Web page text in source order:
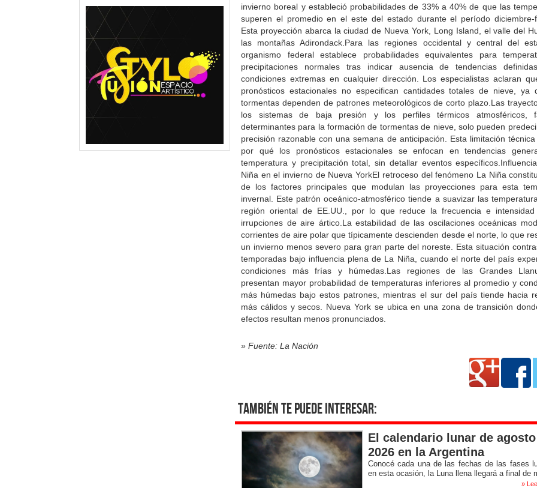
invierno boreal y estableció probabilidades de 33% a 40% de que las
superen el promedio en el este del estado durante el período diciembre-
Esta proyección abarca la ciudad de Nueva York, Long Island, el valle del
las montañas Adirondack.Para las regiones occidental y central del
organismo federal establece probabilidades equivalentes para
precipitaciones normales tras indicar ausencia de tendencias
condiciones extremas en cualquier dirección. Los especialistas aclaran
pronósticos estacionales no especifican cantidades totales de nieve, ya
tormentas dependen de patrones meteorológicos de corto plazo.Las
los sistemas de baja presión y los perfiles térmicos atmosféricos,
determinantes para la formación de tormentas de nieve, solo pueden
precisión razonable con una semana de anticipación. Esta limitación técnica
por qué los pronósticos estacionales se enfocan en tendencias
temperatura y precipitación total, sin detallar eventos
Niña en el invierno de Nueva YorkEl retroceso del fenómeno La Niña
de los factores principales que modulan las proyecciones para esta
invernal. Este patrón oceánico-atmosférico tiende a suavizar las
región oriental de EE.UU., por lo que reduce la frecuencia e
irrupciones de aire ártico.La estabilidad de las oscilaciones oceánicas
corrientes de aire polar que típicamente descienden desde el norte, lo que
un invierno menos severo para gran parte del noreste. Esta situación
temporadas bajo influencia plena de La Niña, cuando el norte del país
condiciones más frías y húmedas.Las regiones de las Grandes
presentan mayor probabilidad de temperaturas inferiores al promedio y
más húmedas bajo estos patrones, mientras el sur del país tiende hacia
más cálidos y secos. Nueva York se ubica en una zona de transición
efectos resultan menos pronunciados.
» Fuente: La Nación
También te puede interesar:
El calendario lunar de agosto
2026 en la Argentina
Conocé cada una de las fechas de las fases
en esta ocasión, la Luna llena llegará a final de
»